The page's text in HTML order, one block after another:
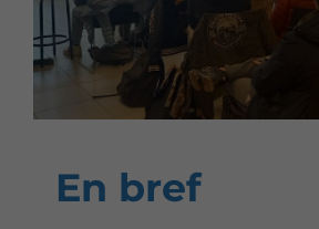
Content
En bref